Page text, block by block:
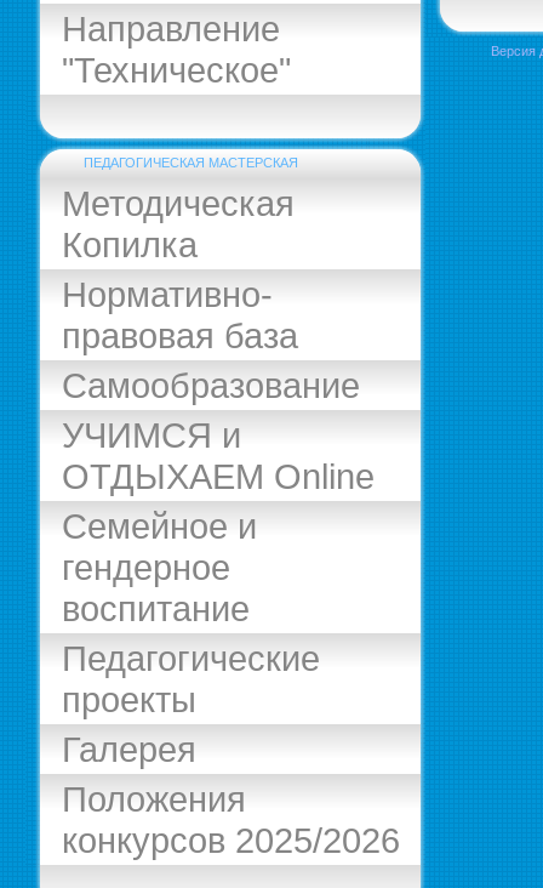
Направление
"Техническое"
ПЕДАГОГИЧЕСКАЯ МАСТЕРСКАЯ
Методическая
Копилка
Нормативно-
правовая база
Самообразование
УЧИМСЯ и
ОТДЫХАЕМ Online
Семейное и
гендерное
воспитание
Педагогические
проекты
Галерея
Положения
конкурсов 2025/2026
Версия